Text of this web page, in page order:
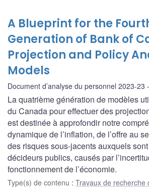
A Blueprint for the
Generation of Bank of
Projection and Policy
Models
Document d’analyse du personnel 2023-23
La quatrième génération de modèles
du Canada pour effectuer des
est destinée à approfondir notre
dynamique de l’inflation, de l’offre au
des risques sous-jacents auxquels
décideurs publics, causés par
fonctionnement de l’économie.
Type(s) de contenu : Travaux de recherche